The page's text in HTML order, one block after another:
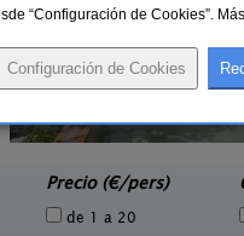
Finca Flores Amarillas
Precio (€/pers)
de 1 a 20
“Configuración de Cookies”.